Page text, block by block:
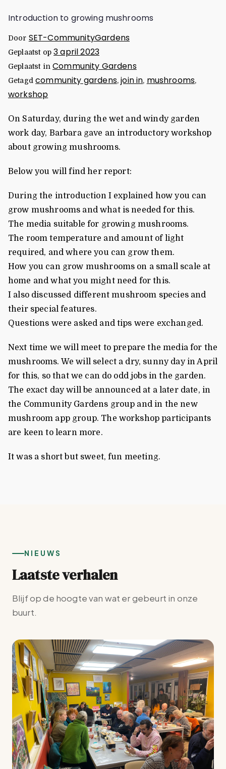
Introduction to growing mushrooms
Door SET-CommunityGardens
Geplaatst op3 april 2023
Geplaatst inCommunity Gardens
Getagdcommunity gardens,join in, mushrooms,
workshop
On Saturday, during the wet and windy garden
work day, Barbara gave an introductory workshop
about growing mushrooms.
Below you will find her report:
During the introduction I explained how you can
grow mushrooms and what is needed for this.
The media suitable for growing mushrooms.
The room temperature and amount of light
required, and where you can grow them.
How you can grow mushrooms on a small scale at
home and what you might need for this.
I also discussed different mushroom species and
their special features.
Questions were asked and tips were exchanged.
Next time we will meet to prepare the media for the
mushrooms. We will select a dry, sunny day in April
for this, so that we can do odd jobs in the garden.
The exact day will be announced at a later date, in
the Community Gardens group and in the new
mushroom app group. The workshop participants
are keen to learn more.
It was a short but sweet, fun meeting.
NIEUWS
Laatste verhalen
Blijf op de hoogte van wat er gebeurt in onze
buurt.